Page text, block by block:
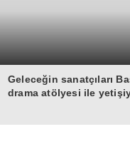
Geleceğin sanatçıları
drama atölyesi ile